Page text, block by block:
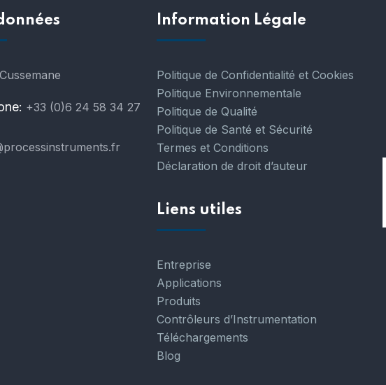
+33 (0)6 24 58 34 27
Information Légale
Politique de Confidentialité et Cookies
Politique Environnementale
Politique de Qualité
Politique de Santé et Sécurité
Termes et Conditions
Déclaration de droit d’auteur
Liens utiles
Entreprise
Applications
Produits
Contrôleurs d’Instrumentation
Téléchargements
Blog